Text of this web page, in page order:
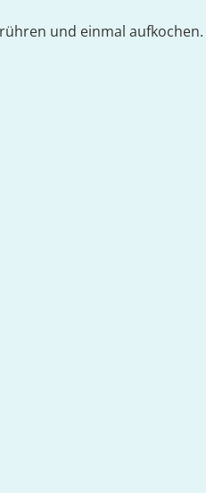
und einmal